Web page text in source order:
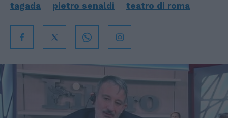
tagada pietro senaldi teatro di roma